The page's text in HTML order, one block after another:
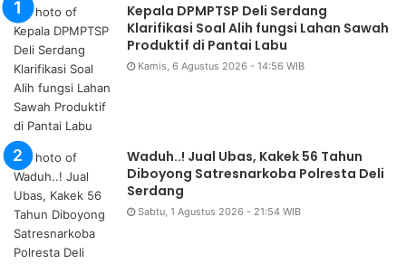
Kepala DPMPTSP Deli Serdang
Klarifikasi Soal Alih fungsi Lahan Sawah
Produktif di Pantai Labu
Kamis, 6 Agustus 2026 - 14:56 WIB
Waduh..! Jual Ubas, Kakek 56 Tahun
Diboyong Satresnarkoba Polresta Deli
Serdang
Sabtu, 1 Agustus 2026 - 21:54 WIB